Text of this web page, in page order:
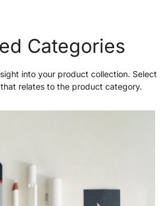
Categories
into your product collection. Select
relates to the product category.